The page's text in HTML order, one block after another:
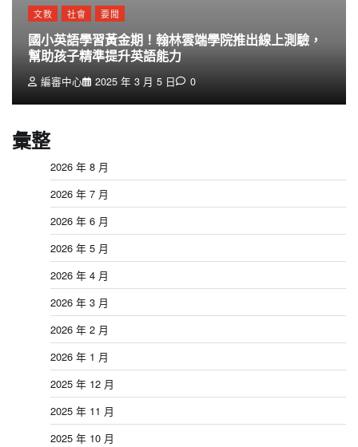
文教 社會 要聞
國小英語學習黃金期！翰林雲端學院推出線上測驗，
幫助孩子精準提升英語能力
編審中心 2025 年 3 月 5 日 0
彙整
2026 年 8 月
2026 年 7 月
2026 年 6 月
2026 年 5 月
2026 年 4 月
2026 年 3 月
2026 年 2 月
2026 年 1 月
2025 年 12 月
2025 年 11 月
2025 年 10 月